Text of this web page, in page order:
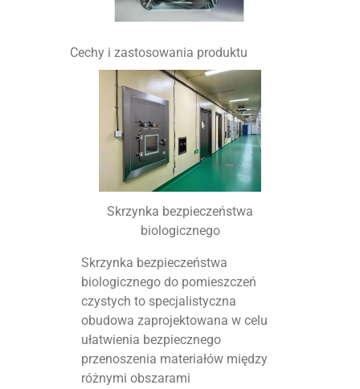
Cechy i zastosowania produktu
Skrzynka bezpieczeństwa
biologicznego
Skrzynka bezpieczeństwa
biologicznego do pomieszczeń
czystych to specjalistyczna
obudowa zaprojektowana w celu
ułatwienia bezpiecznego
przenoszenia materiałów między
różnymi obszarami